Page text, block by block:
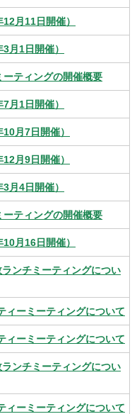
月11日開催）
月1日開催）
ティングの開催概要
月1日開催）
月7日開催）
月9日開催）
月4日開催）
ティングの開催概要
月16日開催）
ンチミーティングについ
ィーミーティングについて
ィーミーティングについて
ンチミーティングについ
ィーミーティングについて